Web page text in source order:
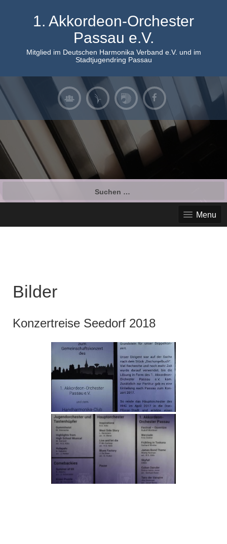
1. Akkordeon-Orchester
Passau e.V.
Mitglied im Deutschen Harmonika Verband e.V. und im
Stadtjugendring Passau
Menu
Bilder
Konzertreise Seedorf 2018